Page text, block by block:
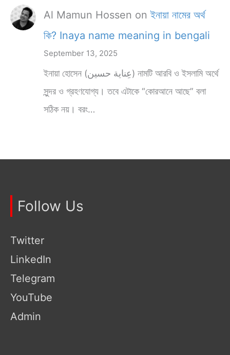
Al Mamun Hossen onইনায়া নামের অর্থ
কি? Inaya name meaning in bengali
September 13, 2025
ইনায়া হোসেন (عِناية حسين) নামটি আরবি ও ইসলামি অর্থে
সুন্দর ও গ্রহণযোগ্য। তবে এটাকে “কোরআনে আছে” বলা
সঠিক নয়। বরং…
Follow Us
Twitter
LinkedIn
Telegram
YouTube
Admin